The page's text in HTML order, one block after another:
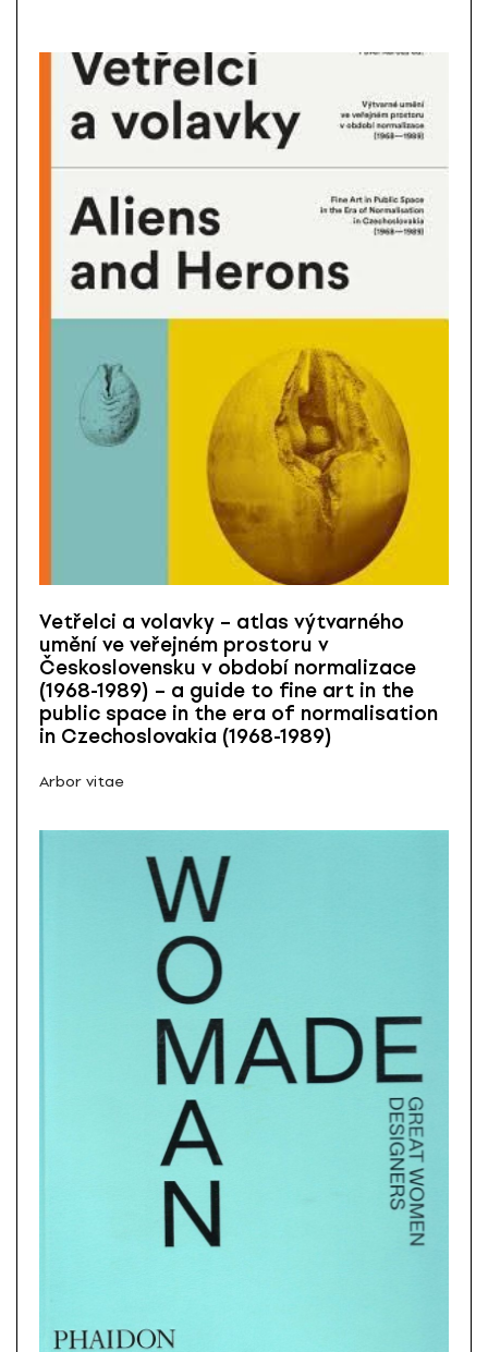
Vetřelci a volavky – atlas výtvarného
umění ve veřejném prostoru v
Československu v období normalizace
(1968-1989) – a guide to fine art in the
public space in the era of normalisation
in Czechoslovakia (1968-1989)
Arbor vitae